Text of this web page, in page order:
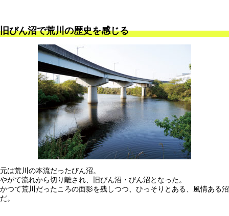
旧びん沼で荒川の歴史を感じる
元は荒川の本流だったびん沼。
やがて流れから切り離され、旧びん沼・びん沼となった。
かつて荒川だったころの面影を残しつつ、ひっそりとある、風情ある沼
だ。